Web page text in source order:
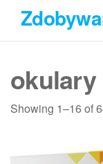
Przejdź
treści
Showing 1–16 of